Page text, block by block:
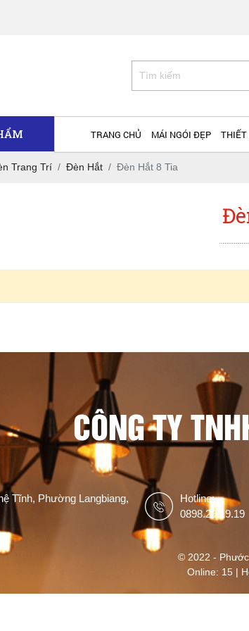
TRANG CHỦ MÁI NGÓI ĐẸP THIẾT
Trang Trí Đèn Hắt Đèn Hắt 8 Tia
CÔNG TY
Tĩnh, Phường Langbiang,
Hotline:
0898.29.19.19
© 2022 -
Online: 15 |